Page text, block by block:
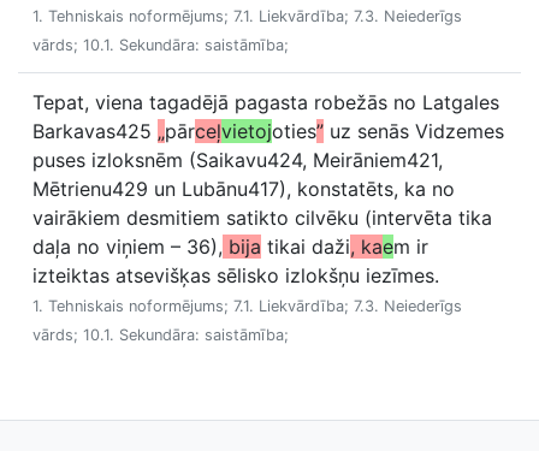
1. Tehniskais noformējums; 7.1. Liekvārdība; 7.3. Neiederīgs
vārds; 10.1. Sekundāra: saistāmība;
Tepat, viena tagadējā pagasta robežās no Latgales
Barkavas425 „pārceļvietojoties” uz senās Vidzemes
puses izloksnēm (Saikavu424, Meirāniem421,
Mētrienu429 un Lubānu417), konstatēts, ka no
vairākiem desmitiem satikto cilvēku (intervēta tika
daļa no viņiem – 36), bija tikai daži, kaem ir
izteiktas atsevišķas sēlisko izlokšņu iezīmes.
1. Tehniskais noformējums; 7.1. Liekvārdība; 7.3. Neiederīgs
vārds; 10.1. Sekundāra: saistāmība;